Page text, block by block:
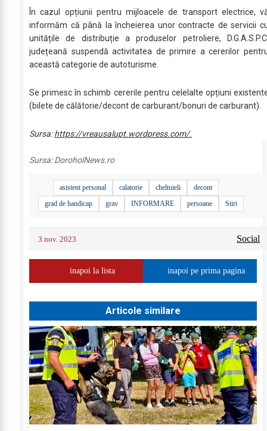
În cazul opțiunii pentru mijloacele de transport electrice,
informăm că până la încheierea unor contracte de servicii
unitățile de distribuție a produselor petroliere,
județeană suspendă activitatea de primire a cererilor
această categorie de autoturisme.
Se primesc în schimb cererile pentru celelalte opțiuni
(bilete de călătorie/decont de carburant/bonuri de carburant).
Sursa:https://vreausalupt.wordpress.com/.
Sursa:DorohoiNews.ro
asistent personal calatorie cheltuieli
decont
grad de handicap
grav INFORMARE persoane Stiri
3 nov. 2023 Social
inapoi la lista inapoi pe prima pagina
Articole similare